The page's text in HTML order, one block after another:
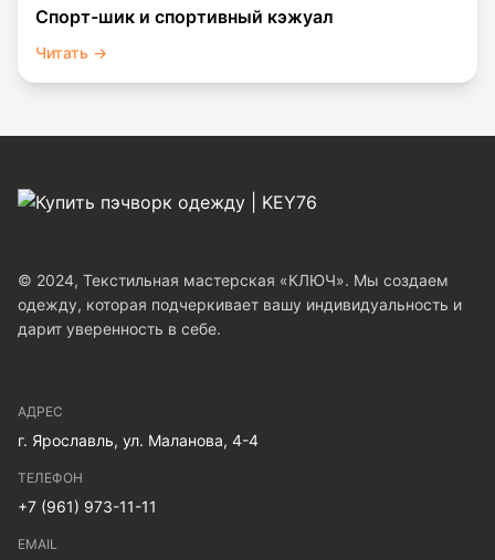
Спорт-шик и спортивный кэжуал
Читать →
© 2024, Текстильная мастерская «КЛЮЧ». Мы создаем
одежду, которая подчеркивает вашу индивидуальность и
дарит уверенность в себе.
АДРЕС
г. Ярославль, ул. Маланова, 4-4
ТЕЛЕФОН
+7 (961) 973-11-11
EMAIL